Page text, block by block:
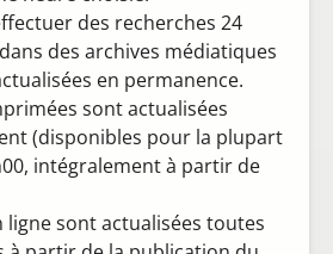
des recherches 24
des archives médiatiques
en permanence.
sont actualisées
(disponibles pour la plupart
intégralement à partir de
ligne sont actualisées toutes